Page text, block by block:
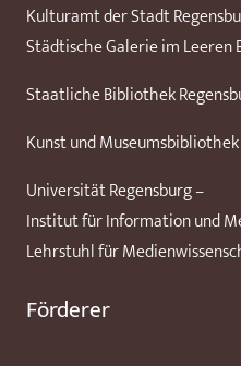
Kulturamt der Stadt
Städtische Galerie im Leeren
Staatliche Bibliothek
Kunst und
Universität Regensburg –
Institut für Information und
Lehrstuhl für
Förderer